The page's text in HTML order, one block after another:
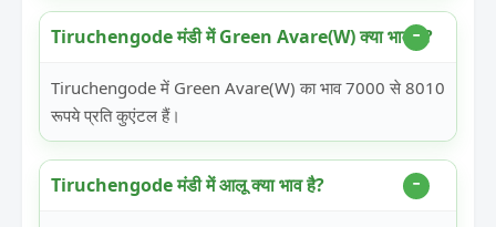
Tiruchengode मंडी में Green Avare(W) क्या भाव है?
Tiruchengode में Green Avare(W) का भाव 7000 से 8010
रूपये प्रति कुएंटल हैं।
Tiruchengode मंडी में आलू क्या भाव है?